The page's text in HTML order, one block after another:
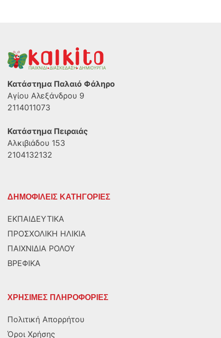
Κατάστημα Παλαιό Φάληρο
Αγίου Αλεξάνδρου 9
2114011073
Κατάστημα Πειραιάς
Αλκιβιάδου 153
2104132132
ΔΗΜΟΦΙΛΕΙΣ ΚΑΤΗΓΟΡΙΕΣ
ΕΚΠΑΙΔΕΥΤΙΚΑ
ΠΡΟΣΧΟΛΙΚΗ ΗΛΙΚΙΑ
ΠΑΙΧΝΙΔΙΑ ΡΟΛΟΥ
ΒΡΕΦΙΚΑ
ΧΡΗΣΙΜΕΣ ΠΛΗΡΟΦΟΡΙΕΣ
Πολιτική Απορρήτου
Όροι Χρήσης